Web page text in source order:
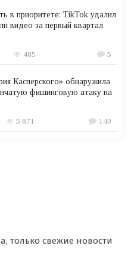
в приоритете: TikTok удалил
видео за первый квартал
485 5
Касперского» обнаружила
фишинговую атаку на
5 871 140
только свежие новости